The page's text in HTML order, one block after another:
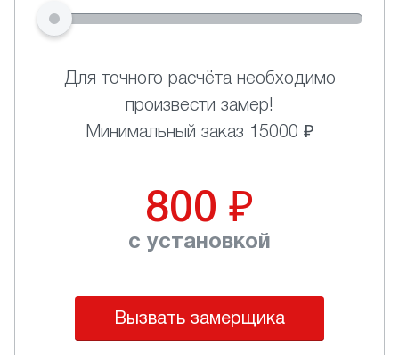
Для точного расчёта необходимо
произвести замер!
Минимальный заказ 15000 ₽
800 ₽
с установкой
Вызвать замерщика